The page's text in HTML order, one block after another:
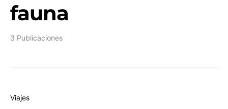
fauna
3 Publicaciones
Viajes